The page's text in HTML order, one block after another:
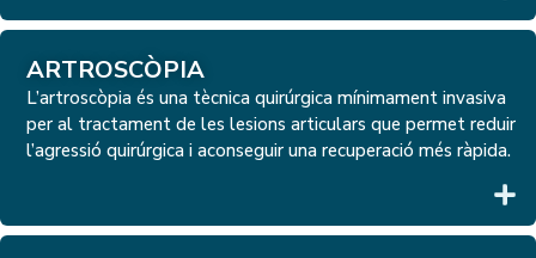
ARTROSCÒPIA
L’artroscòpia és una tècnica quirúrgica mínimament invasiva
per al tractament de les lesions articulars que permet reduir
l’agressió quirúrgica i aconseguir una recuperació més ràpida.